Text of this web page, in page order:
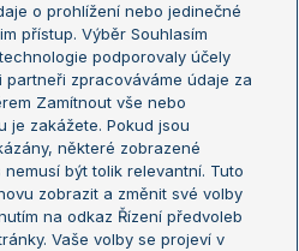
French Open
Wimbledon
US Open
Turnaj mistrů
Turnaj mistryň
o prohlížení nebo jedinečné
přístup. Výběr Souhlasím
podporovaly účely
partneři zpracováváme údaje za
Zamítnout vše nebo
je zakážete. Pokud jsou
některé zobrazené
být tolik relevantní. Tuto
zobrazit a změnit své volby
na odkaz Řízení předvoleb
Vaše volby se projeví v